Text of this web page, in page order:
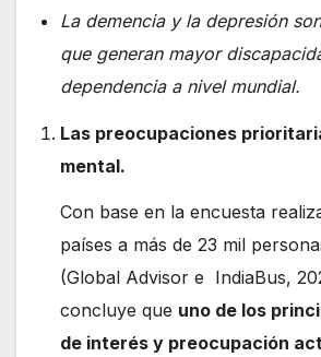
La demencia y la depresión
que generan mayor
dependencia a nivel mundial.
Las preocupaciones
mental.
Con base en la encuesta
países a más de 23 mil
(Global Advisor e IndiaBus,
concluye que uno de los
de interés y preocupación